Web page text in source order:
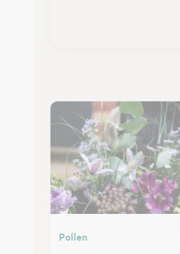
Pollen